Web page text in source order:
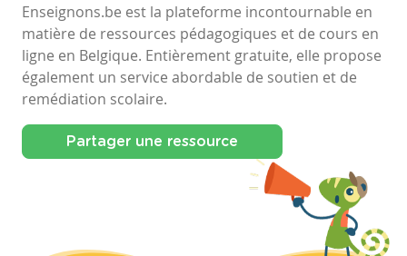
Enseignons.be est la plateforme incontournable en
matière de ressources pédagogiques et de cours en
ligne en Belgique. Entièrement gratuite, elle propose
également un service abordable de soutien et de
remédiation scolaire.
Partager une ressource